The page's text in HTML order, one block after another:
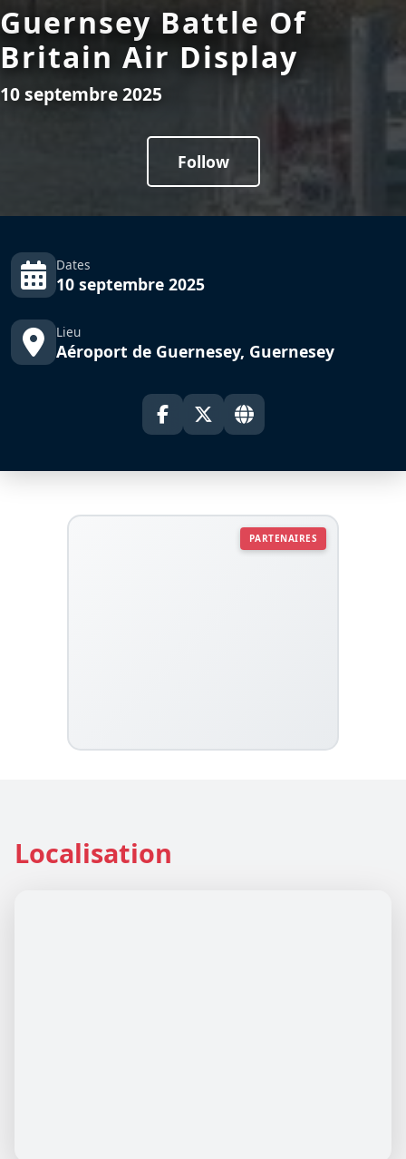
Guernsey Battle Of
Britain Air Display
10 septembre 2025
Follow
Dates
10 septembre 2025
Lieu
Aéroport de Guernesey, Guernesey
PARTENAIRES
Localisation